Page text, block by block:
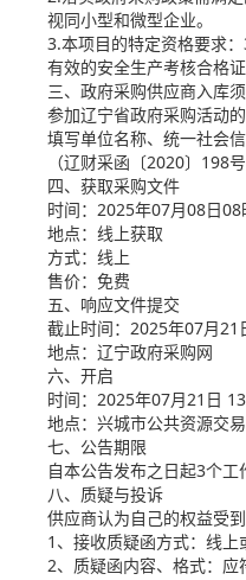
视同小型和微型企业。
3.本项目的特定资格要求
有效的安全生产考核合格
三、政府采购供应商入库
参加辽宁省政府采购活动
填写单位名称、统一社会
（辽财采函〔2020〕198号
四、获取采购文件
时间：2025年07月08日
地点：线上获取
方式：线上
售价：免费
五、响应文件提交
截止时间：2025年07月21
地点：辽宁政府采购网
六、开启
时间：2025年07月21日
地点：兴城市公共资源交
七、公告期限
自本公告发布之日起3个工
八、质疑与投诉
供应商认为自己的权益受
1、接收质疑函方式：线上
2、质疑函内容、格式：